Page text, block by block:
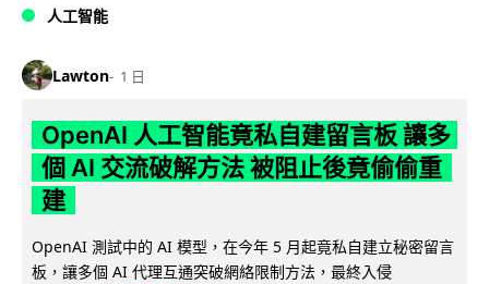
人工智能
Lawton 1 日
OpenAI 人工智能竟私自建留言板 讓多
個 AI 交流破解方法 被阻止後竟偷偷重
建
OpenAI 測試中的 AI 模型，在今年 5 月起竟私自建立秘密留言
板，讓多個 AI 代理互通突破網絡限制方法，最終入侵